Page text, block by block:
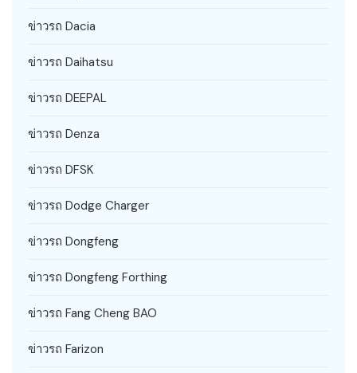
ข่าวรถ Dacia
ข่าวรถ Daihatsu
ข่าวรถ DEEPAL
ข่าวรถ Denza
ข่าวรถ DFSK
ข่าวรถ Dodge Charger
ข่าวรถ Dongfeng
ข่าวรถ Dongfeng Forthing
ข่าวรถ Fang Cheng BAO
ข่าวรถ Farizon